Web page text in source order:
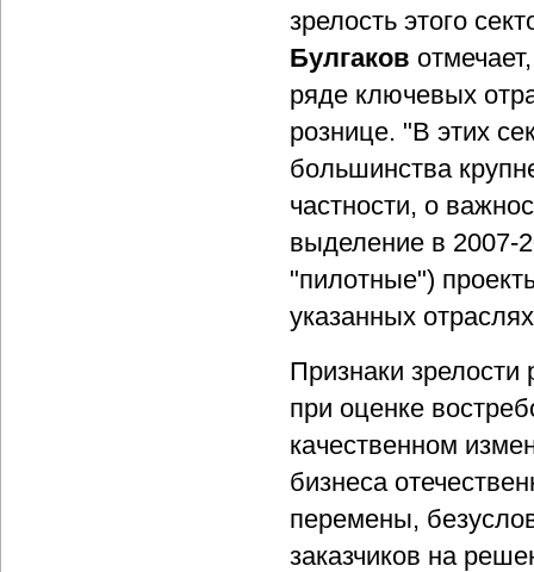
зрелость этого
Булгаков
ряде ключевых
рознице. "В этих
большинства
частности, о
выделение в 2007-
"пилотные")
указанных
Признаки зрелости
при оценке
качественном
бизнеса
перемены,
заказчиков на